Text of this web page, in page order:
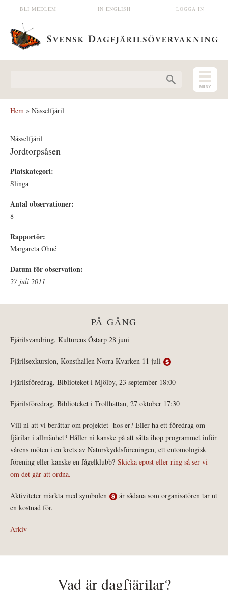
Hoppa till huvudinnehåll LOGGA IN
IN ENGLISH
BLI MEDLEM
Hem » Nässelfjäril
Nässelfjäril
Jordtorpsåsen
Platskategori:
Slinga
Antal observationer:
8
Rapportör:
Margareta Ohné
Datum för observation:
27 juli 2011
PÅ GÅNG
Fjärilsvandring, Kulturens Östarp 28 juni
Fjärilsexkursion, Konsthallen Norra Kvarken 11 juli
Fjärilsföredrag, Biblioteket i Mjölby, 23 september 18:00
Fjärilsföredrag, Biblioteket i Trollhättan, 27 oktober 17:30
Vill ni att vi berättar om projektet hos er? Eller ha ett föredrag om
fjärilar i allmänhet? Håller ni kanske på att sätta ihop programmet inför
vårens möten i en krets av Naturskyddsföreningen, ett entomologisk
förening eller kanske en fågelklubb? Skicka epost eller ring så ser vi
om det går att ordna.
Aktiviteter märkta med symbolen
är sådana som organisatören tar ut
en kostnad för.
Arkiv
Vad är dagfjärilar?